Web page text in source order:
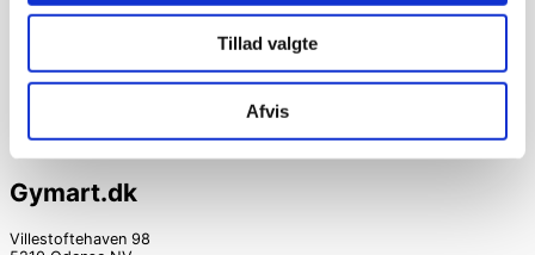
Tillad valgte
Afvis
Justerebar ring
spiller i guld look.
Gymart.dk
Villestoftehaven 98